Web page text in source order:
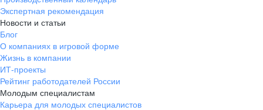
Экспертная рекомендация
Новости и статьи
Блог
О компаниях в игровой форме
Жизнь в компании
ИТ-проекты
Рейтинг работодателей России
Молодым специалистам
Карьера для молодых специалистов